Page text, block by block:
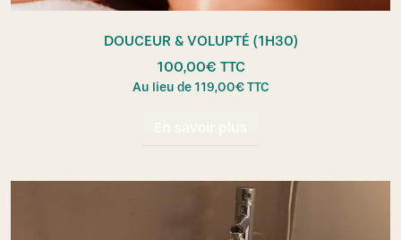
DOUCEUR & VOLUPTÉ (1H30)
100,00€ TTC
Au lieu de 119,00€TTC
En savoir plus